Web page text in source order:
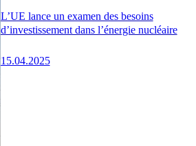
L’UE lance un examen des besoins
d’investissement dans l’énergie nucléaire
15.04.2025